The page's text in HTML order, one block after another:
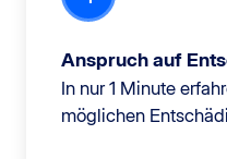
Anspruch auf
In nur 1 Minute
möglichen